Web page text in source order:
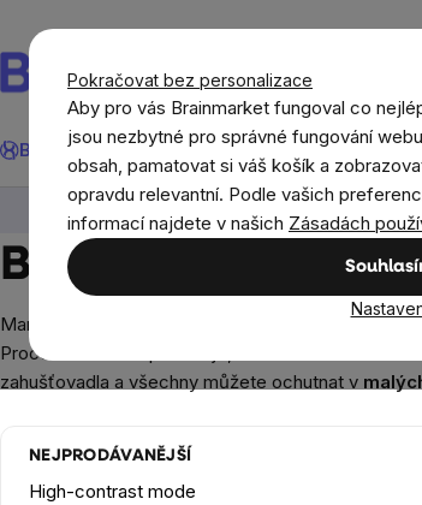
Pokračovat bez personalizace
Aby pro vás Brainmarket fungoval co
jsou nezbytné pro správné fungování
obsah, pamatovat si váš košík a
opravdu relevantní. Podle vašich
informací najdete v našich Zásadách
obsah
Hledat
BrainMax® Léto Ušetři CíleDoplňky stravy
Potraviny Ořechové krémy,
BIO mandlové
Mandlové krémy vyrábíme z těch
Proces aktivace způsobuje, že
zahušťovadla a všechny můžete ochutnat v
NEJPRODÁVANĚJŠÍ
High-contrast mode